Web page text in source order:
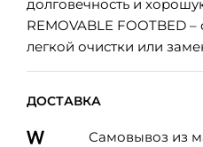
долговечность и
REMOVABLE FOOTBED
легкой очистки или
ДОСТАВКА
Самовывоз из